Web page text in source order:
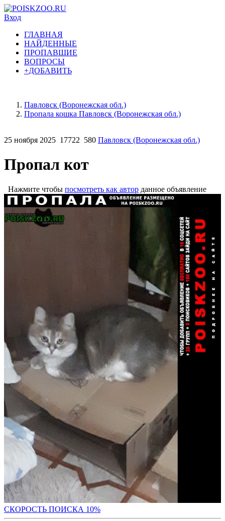
Вход
ГЛАВНАЯ
НАЙДЕННЫЕ
ПРОПАВШИЕ
ВОПРОСЫ
+ДОБАВИТЬ
Павловск (Воронежская обл.)
Пропала кошка Павловск (Воронежская обл.)
25 ноября 2025 17722 580 Павловск (Воронежская обл.)
Пропал кот
Нажмите чтобы посмотреть как автор данное объявление
СКОРОСТЬ ПОИСКА 10%